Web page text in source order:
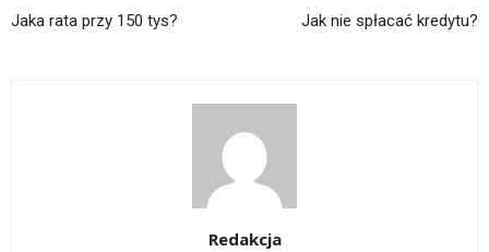
Jaka rata przy 150 tys? Jak nie spłacać kredytu?
Redakcja